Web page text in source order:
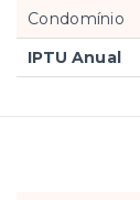
Condomínio
IPTU Anual